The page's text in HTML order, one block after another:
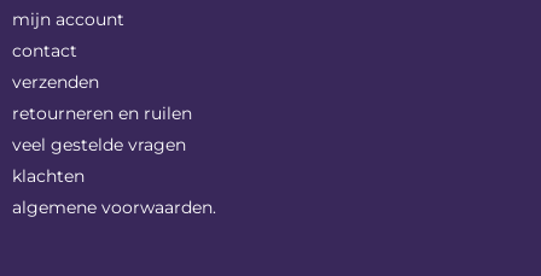
mijn account
contact
verzenden
retourneren en ruilen
veel gestelde vragen
klachten
algemene voorwaarden.